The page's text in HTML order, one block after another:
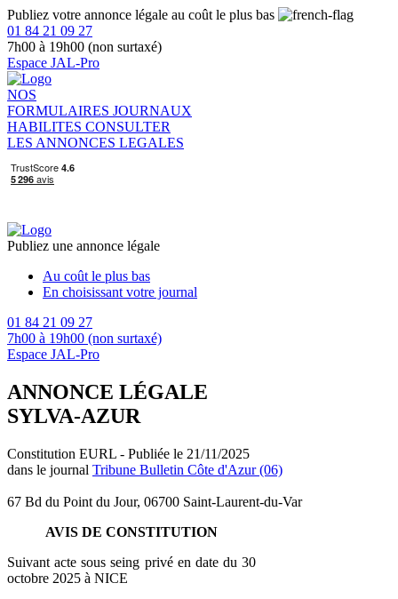
Publiez votre annonce légale au coût le plus bas
01 84 21 09 27
7h00 à 19h00 (non surtaxé)
Espace JAL-Pro
NOS
FORMULAIRES JOURNAUX
HABILITES CONSULTER
LES ANNONCES LEGALES
Publiez une annonce légale
Au coût le plus bas
En choisissant votre journal
01 84 21 09 27
7h00 à 19h00 (non surtaxé)
Espace JAL-Pro
ANNONCE LÉGALE
SYLVA-AZUR
Constitution EURL - Publiée le 21/11/2025
dans le journal Tribune Bulletin Côte d'Azur (06)
67 Bd du Point du Jour, 06700 Saint-Laurent-du-Var
AVIS DE CONSTITUTION
Suivant acte sous seing privé en date du 30
octobre 2025 à NICE